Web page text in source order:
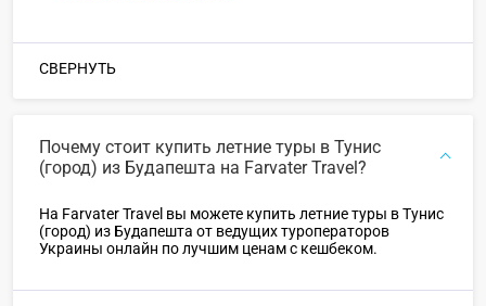
СВЕРНУТЬ
Почему стоит купить летние туры в Тунис
(город) из Будапешта на Farvater Travel?
На Farvater Travel вы можете купить летние туры в Тунис
(город) из Будапешта от ведущих туроператоров
Украины онлайн по лучшим ценам с кешбеком.